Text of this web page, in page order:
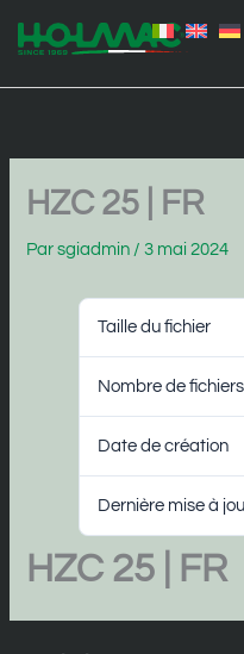
au
HZC 25 | FR
Parsgiadmin /3 mai 2024
Taille du fichier
Nombre de fichiers
Date de création
Dernière mise à
HZC 25 | FR